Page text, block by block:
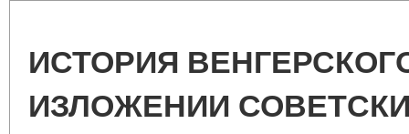
ИСТОРИЯ
ИЗЛОЖЕНИИ